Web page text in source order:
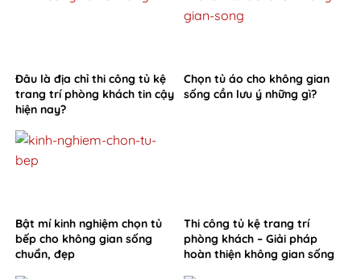
Đâu là địa chỉ thi công tủ kệ
trang trí phòng khách tin cậy
hiện nay?
Chọn tủ áo cho không gian
sống cần lưu ý những gì?
Bật mí kinh nghiệm chọn tủ
bếp cho không gian sống
chuẩn, đẹp
Thi công tủ kệ trang trí
phòng khách – Giải pháp
hoàn thiện không gian sống